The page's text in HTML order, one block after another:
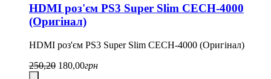
HDMI роз'єм PS3 Super Slim CECH-4000
(Оригінал)
HDMI роз'єм PS3 Super Slim CECH-4000 (Оригінал)
250,20 180,00грн